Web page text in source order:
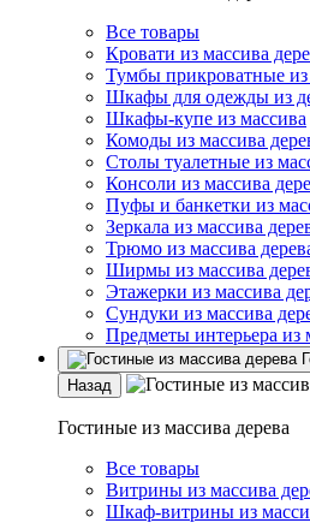
Все товары
Кровати из массива
Тумбы прикроватные из
Шкафы для одежды из
Шкафы-купе из массива
Комоды из массива
Столы туалетные из
Консоли из массива
Пуфы и банкетки из
Зеркала из массива
Трюмо из массива
Ширмы из массива
Этажерки из массива
Сундуки из массива
Предметы интерьера из
Назад
Гостиные из массива дерева
Все товары
Витрины из массива
Шкаф-витрины из